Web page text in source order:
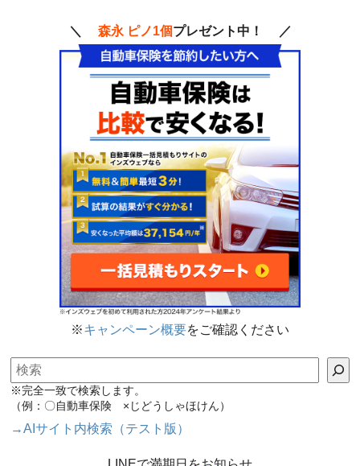
＼ 森永 ピノ1個プレゼント中！ ／
※キャンペーン概要をご確認ください
検索
※完全一致で検索します。
（例：〇自動車保険 ×じどうしゃほけん）
→AIサイト内検索（テスト版）